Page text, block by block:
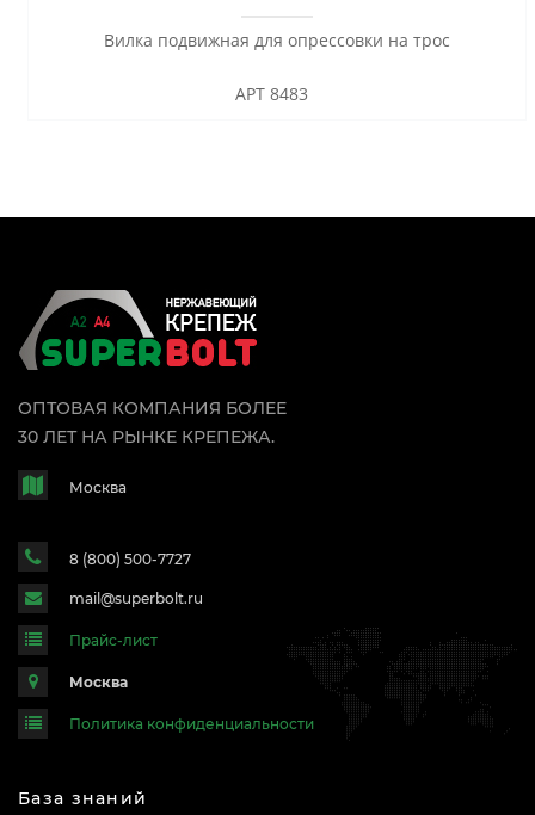
Вилка подвижная для опрессовки на трос
АРТ 8483
ОПТОВАЯ КОМПАНИЯ БОЛЕЕ
30 ЛЕТ НА РЫНКЕ КРЕПЕЖА.
Москва
8 (800) 500-7727
mail@superbolt.ru
Прайс-лист
Москва
Политика конфиденциальности
База знаний